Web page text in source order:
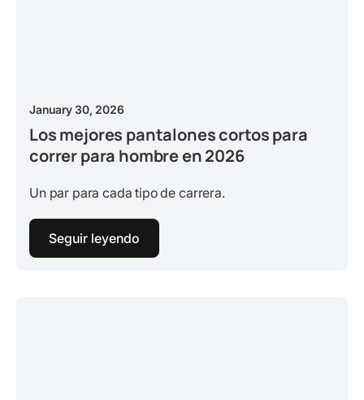
January 30, 2026
Los mejores pantalones cortos para
correr para hombre en 2026
Un par para cada tipo de carrera.
Seguir leyendo